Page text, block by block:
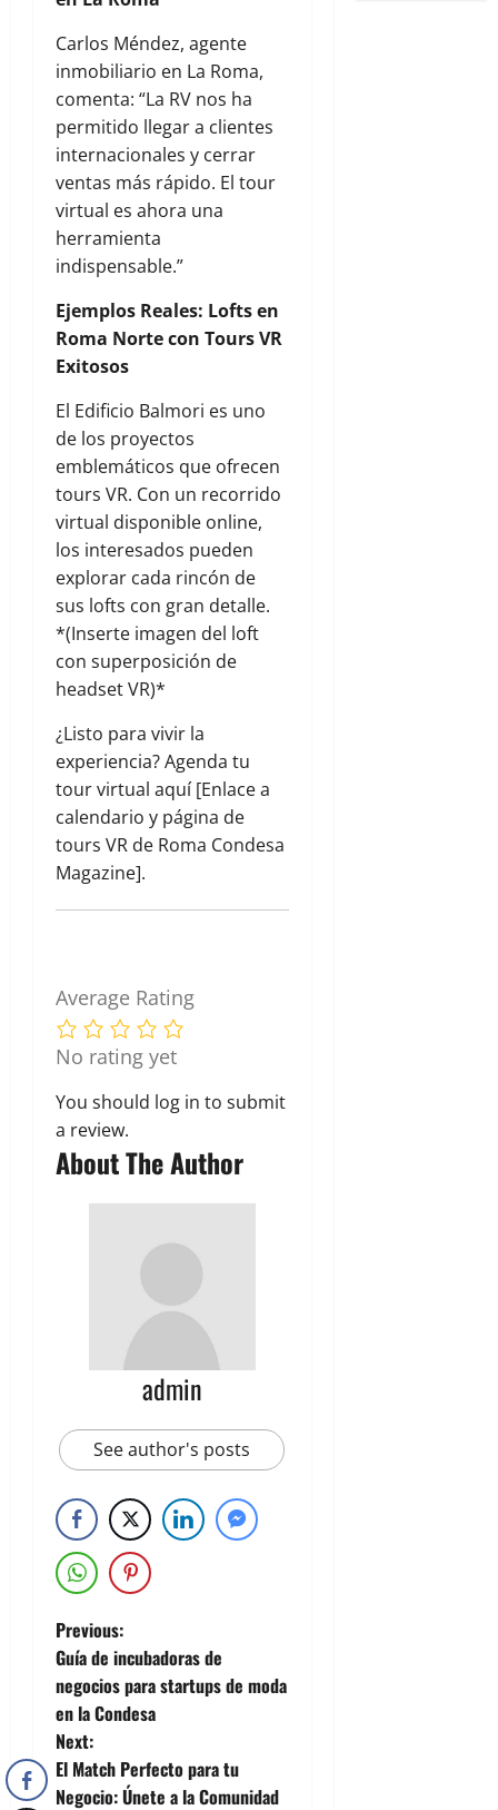
Carlos Méndez, agente
inmobiliario en La Roma,
comenta: “La RV nos ha
permitido llegar a clientes
internacionales y cerrar
ventas más rápido. El tour
virtual es ahora una
herramienta
indispensable.”
Ejemplos Reales: Lofts en
Roma Norte con Tours VR
Exitosos
El Edificio Balmori es uno
de los proyectos
emblemáticos que ofrecen
tours VR. Con un recorrido
virtual disponible online,
los interesados pueden
explorar cada rincón de
sus lofts con gran detalle.
*(Inserte imagen del loft
con superposición de
headset VR)*
¿Listo para vivir la
experiencia? Agenda tu
tour virtual aquí [Enlace a
calendario y página de
tours VR de Roma Condesa
Magazine].
Average Rating
No rating yet
You should log in to submit
a review.
About The Author
admin
See author's posts
Previous:
Guía de incubadoras de
negocios para startups de moda
en la Condesa
Next:
El Match Perfecto para tu
Negocio: Únete a la Comunidad